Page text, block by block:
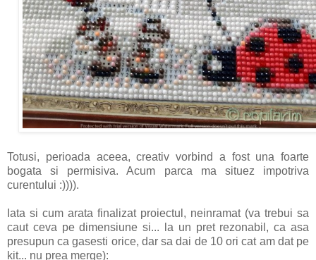
Totusi, perioada aceea, creativ vorbind a fost una foarte
bogata si permisiva. Acum parca ma situez impotriva
curentului :)))).
Iata si cum arata finalizat proiectul, neinramat (va trebui sa
caut ceva pe dimensiune si... la un pret rezonabil, ca asa
presupun ca gasesti orice, dar sa dai de 10 ori cat am dat pe
kit... nu prea merge):